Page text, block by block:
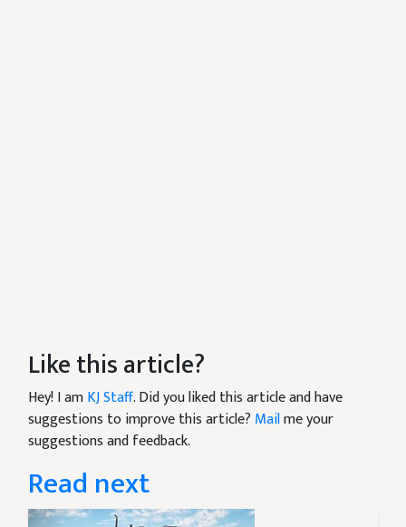
Like this article?
Hey! I amKJ Staff. Did you liked this article and have
suggestions to improve this article? Mailme your
suggestions and feedback.
Read next